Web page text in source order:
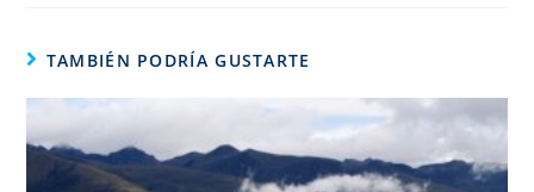
TAMBIÉN PODRÍA GUSTARTE